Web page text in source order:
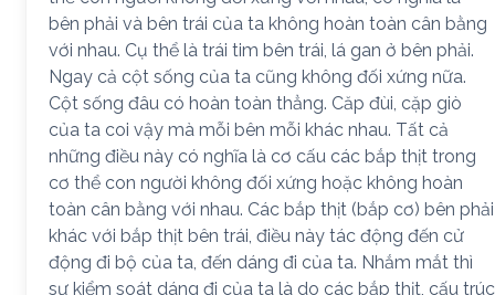
bên phải và bên trái của ta không hoàn toàn cân bằng
với nhau. Cụ thể là trái tim bên trái, lá gan ở bên phải.
Ngay cả cột sống của ta cũng không đối xứng nữa.
Cột sống đâu có hoàn toàn thẳng. Căp đùi, cặp giò
của ta coi vậy mà mỗi bên mỗi khác nhau. Tất cả
những điều này có nghĩa là cơ cấu các bắp thịt trong
cơ thể con người không đối xứng hoặc không hoàn
toàn cân bằng với nhau. Các bắp thịt (bắp cơ) bên phải
khác với bắp thịt bên trái, điều này tác động đến cử
động đi bộ của ta, đến dáng đi của ta. Nhắm mắt thì
sự kiểm soát dáng đi của ta là do các bắp thịt, cấu trúc